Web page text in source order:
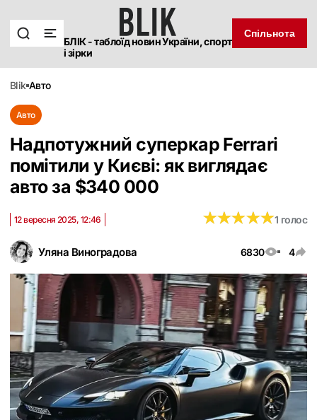
БЛІК - таблоїд новин України, спорт
і зірки
Спільнота
blik авто
Авто
Надпотужний суперкар Ferrari
помітили у Києві: як виглядає
авто за $340 000
Уляна Виноградова 6830 4
12 вересня 2025, 12:46 ★★★★★
★★★★★1 голос